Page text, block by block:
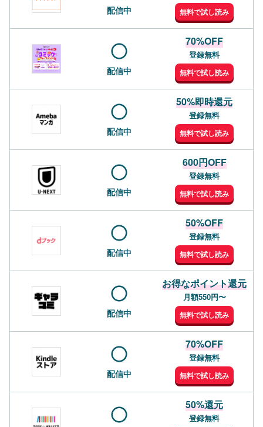
配信中 無料で試し読み
配信中
70%OFF
登録無料
無料で試し読み
配信中
50%即時還元
登録無料
無料で試し読み
配信中
600円OFF
登録無料
無料で試し読み
配信中
50%OFF
登録無料
無料で試し読み
配信中
お得なポイント還元
月額550円〜
無料で試し読み
配信中
70%OFF
登録無料
無料で試し読み
50%還元
登録無料